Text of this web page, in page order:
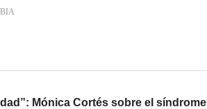
Mónica Cortés sobre el síndrome